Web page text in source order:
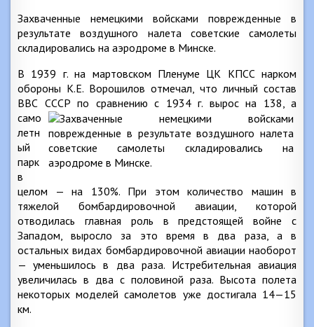
Захваченные немецкими войсками поврежденные в
результате воздушного налета советские самолеты
складировались на аэродроме в Минске.
В 1939 г. на мартовском Пленуме ЦК КПСС нарком
обороны К.Е. Ворошилов отмечал, что личный состав
ВВС СССР по сравнению с 1934 г. вырос на 138, а
само
летн
ый
парк
в
целом — на 130%. При этом количество машин в
тяжелой бомбардировочной авиации, которой
отводилась главная роль в предстоящей войне с
Западом, выросло за это время в два раза, а в
остальных видах бомбардировочной авиации наоборот
— уменьшилось в два раза. Истребительная авиация
увеличилась в два с половиной раза. Высота полета
некоторых моделей самолетов уже достигала 14—15
км.